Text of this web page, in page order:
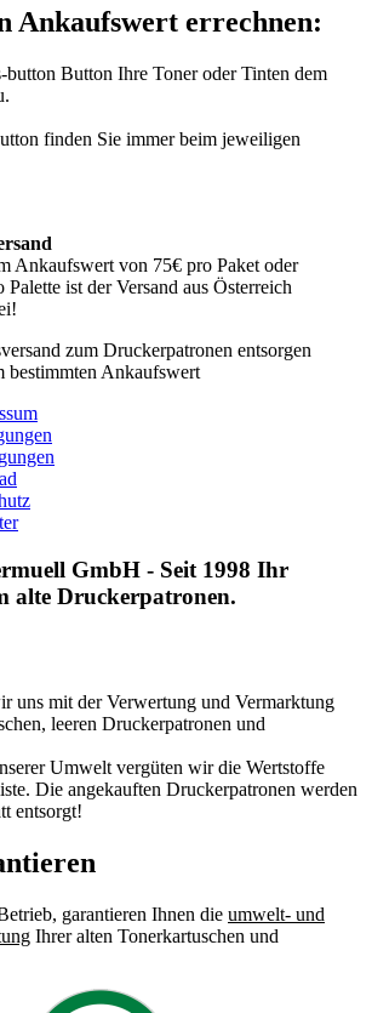
immer den
Ansprechpartner, Adresse, Telefon- und
und Steuernummer. Falls Sie als Privatperson
Ihren Namen, Adresse, Telefonnummer und
Ankaufswert errechnen:
Button Ihre Toner oder Tinten dem
finden Sie immer beim jeweiligen
Ankaufswert von 75€ pro Paket oder
Palette ist der Versand aus Österreich
GmbH - Seit 1998 Ihr
alte Druckerpatronen.
uns mit der Verwertung und Vermarktung
leeren Druckerpatronen und
Umwelt vergüten wir die Wertstoffe
Die angekauften Druckerpatronen werden
entsorgt!
garantieren Ihnen die umwelt- und
Ihrer alten Tonerkartuschen und